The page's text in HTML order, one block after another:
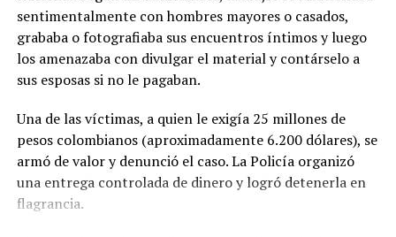
sentimentalmente con hombres mayores o casados,
grababa o fotografiaba sus encuentros íntimos y luego
los amenazaba con divulgar el material y contárselo a
sus esposas si no le pagaban.
Una de las víctimas, a quien le exigía 25 millones de
pesos colombianos (aproximadamente 6.200 dólares), se
armó de valor y denunció el caso. La Policía organizó
una entrega controlada de dinero y logró detenerla en
flagrancia.